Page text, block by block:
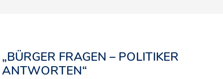
„BÜRGER FRAGEN – POLITIKER
ANTWORTEN“